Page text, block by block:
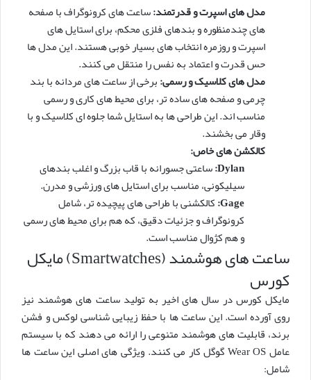
مدل های اسپرت و قدرتمند:ساعت های کرونوگراف با صفحه
های چندمنظوره و بندهای فلزی محکم، برای استایل های
اسپرت و روزمره انتخاب های بسیار خوبی هستند. این مدل ها
حس قدرت و اعتماد به نفس را منتقل می کنند.
مدل های کلاسیک و رسمی:برخی از ساعت های مردانه با بند
چرمی و صفحه های ساده تر، برای محیط های کاری و رسمی
مناسب اند. این طراحی ها به استایل شما جلوه ای کلاسیک و با
وقار می بخشند.
کالکشن های خاص:
Dylan: ساعتی جسورانه با قاب بزرگ و اغلب بندهای
سیلیکونی، مناسب برای استایل های ورزشی و مدرن.
Gage: کالکشنی با طراحی های پیچیده تر، شامل
کرونوگراف و جزئیات دقیق، که هم برای محیط های رسمی
و هم کژوال مناسب است.
ساعت های هوشمند (Smartwatches) مایکل
کورس
مایکل کورس در سال های اخیر به تولید ساعت های هوشمند نیز
روی آورده است. این ساعت ها با حفظ زیبایی شناسی لوکس و فشن
برند، قابلیت های هوشمند متنوعی را ارائه می دهند که با سیستم
عامل Wear OS گوگل کار می کنند. ویژگی های اصلی این ساعت ها
شامل: